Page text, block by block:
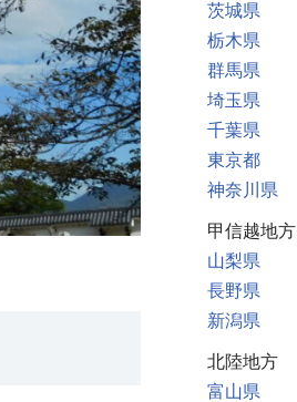
茨城県
栃木県
群馬県
埼玉県
千葉県
東京都
神奈川県
甲信越地方
山梨県
長野県
新潟県
北陸地方
富山県